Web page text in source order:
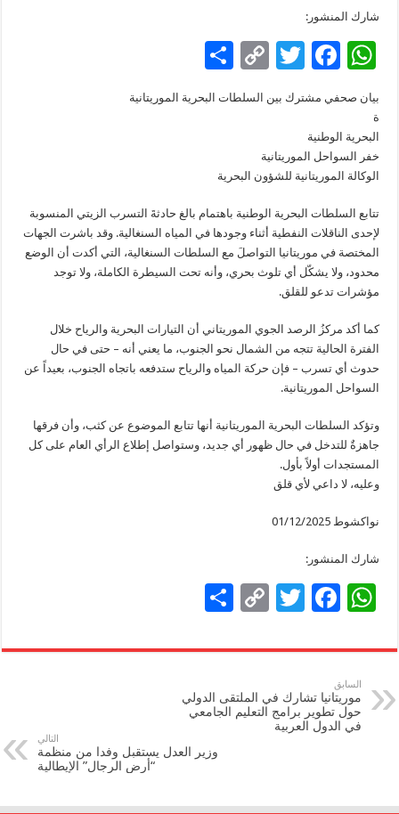
شارك المنشور:
W
at
sA
p
F
e
b
o
k
T
tt
C
p
Li
k
ar
بيان صحفي مشترك بين السلطات البحرية الموريتانية
ة
البحرية الوطنية
خفر السواحل الموريتانية
الوكالة الموريتانية للشؤون البحرية
تتابع السلطات البحرية الوطنية باهتمام بالغ حادثةَ التسرب الزيتي المنسوبة
لإحدى الناقلات النفطية أثناء وجودها في المياه السنغالية. وقد باشرت الجهات
المختصة في موريتانيا التواصلَ مع السلطات السنغالية، التي أكدت أن الوضع
محدود، ولا يشكّل أي تلوث بحري، وأنه تحت السيطرة الكاملة، ولا توجد
مؤشرات تدعو للقلق.
كما أكد مركزُ الرصد الجوي الموريتاني أن التيارات البحرية والرياح خلال
الفترة الحالية تتجه من الشمال نحو الجنوب، ما يعني أنه – حتى في حال
حدوث أي تسرب – فإن حركة المياه والرياح ستدفعه باتجاه الجنوب، بعيداً عن
السواحل الموريتانية.
وتؤكد السلطات البحرية الموريتانية أنها تتابع الموضوع عن كثب، وأن فرقها
جاهزةٌ للتدخل في حال ظهور أي جديد، وستواصل إطلاع الرأي العام على كل
المستجدات أولاً بأول.
وعليه، لا داعي لأي قلق
نواكشوط 01/12/2025
شارك المنشور:
W
at
sA
p
p
F
e
o
o
T
tt
C
p
Li
ar
السابق
موريتانيا تشارك في الملتقى الدولي
حول تطوير برامج التعليم الجامعي
في الدول العربية
التالي
وزير العدل يستقبل وفدا من منظمة
“أرض الرجال” الإيطالية